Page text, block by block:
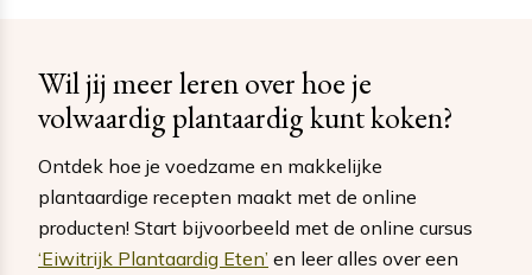
Wil jij meer leren over hoe je
volwaardig plantaardig kunt koken?
Ontdek hoe je voedzame en makkelijke
plantaardige recepten maakt met de online
producten! Start bijvoorbeeld met de online cursus
‘Eiwitrijk Plantaardig Eten’ en leer alles over een